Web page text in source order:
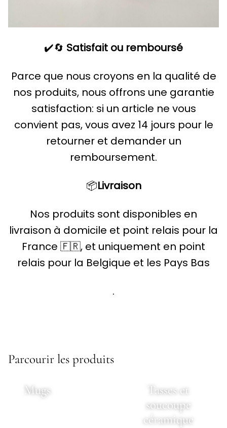
✔️🔄 Satisfait ou remboursé
Parce que nous croyons en la qualité de
nos produits, nous offrons une garantie
satisfaction: si un article ne vous
convient pas, vous avez 14 jours pour le
retourner et demander un
remboursement.
📦Livraison
Nos produits sont disponibles en
livraison à domicile et point relais pour la
France 🇫🇷, et uniquement en point
relais pour la Belgique et les Pays Bas
.
Parcourir les produits
Mugs
Tasses et
soucoupe
céramique